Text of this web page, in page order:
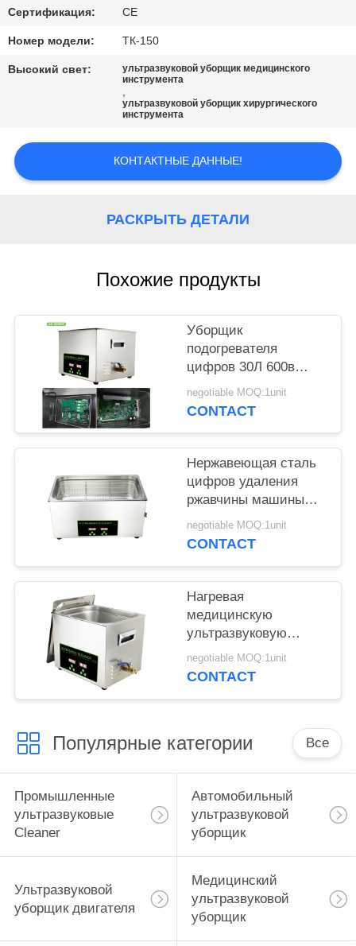
СВЯЖИТЕСЬ
МЫ
СПРОСИТЕ
ЦИТАТУ
PRIVACY
POLICY
Сертификация: CE
Номер модели: ТК-150
Высокий свет:
ультразвуковой уборщик медицинского
инструмента
,
ультразвуковой уборщик хирургического
инструмента
КОНТАКТНЫЕ ДАННЫЕ!
РАСКРЫТЬ ДЕТАЛИ
Похожие продукты
Уборщик
подогревателя
цифров 30Л 600в
медицинский
ультразвуковой
масла
negotiable MOQ:1unit
CONTACT
Нержавеющая сталь
цифров удаления
ржавчины машины
чистки автозапчастей
ультразвуковая
negotiable MOQ:1unit
CONTACT
Нагревая
медицинскую
ультразвуковую
нержавеющую сталь
304 уборщика для
negotiable MOQ:1unit
CONTACT
Популярные категории Все
Промышленные
ультразвуковые
Cleaner
Автомобильный
ультразвуковой
уборщик
Ультразвуковой
уборщик двигателя
Медицинский
ультразвуковой
уборщик